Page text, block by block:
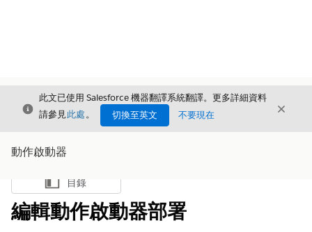
結束
此文已使用 Salesforce 機器翻譯系統翻譯。更多詳細資料
請參見此處。 切換至英文 不要現在 結束
動作啟動器
顯示目錄
目錄
編輯動作啟動器部署